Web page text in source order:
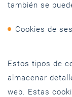
también se
Cookies de
Estos tipos de
almacenar
web. Estas